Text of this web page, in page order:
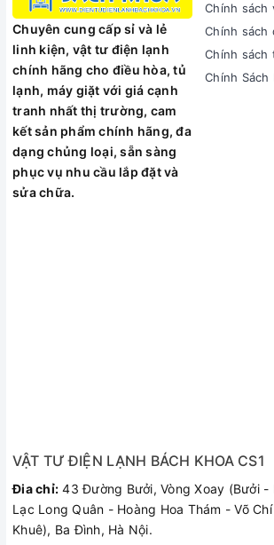
Chuyên cung cấp sỉ và lẻ
linh kiện, vật tư điện lạnh
chính hãng cho điều hòa, tủ
lạnh, máy giặt với giá cạnh
tranh nhất thị trường, cam
kết sản phẩm chính hãng, đa
dạng chủng loại, sẵn sàng
phục vụ nhu cầu lắp đặt và
sửa chữa.
Chính sách
Chính sách
Chính sách
Chính Sách
VẬT TƯ ĐIỆN LẠNH BÁCH KHOA CS1
Đia chỉ: 43 Đường Bưởi, Vòng Xoay (Bưởi -
Lạc Long Quân - Hoàng Hoa Thám - Võ
Khuê), Ba Đình, Hà Nội.